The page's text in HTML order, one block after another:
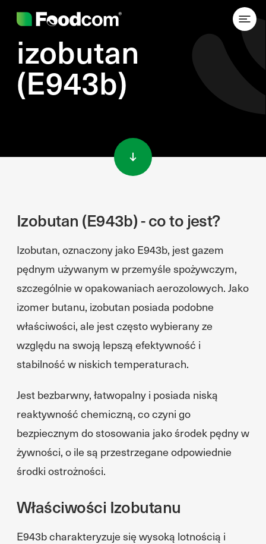
izobutan
(E943b)
Izobutan (E943b) - co to jest?
Izobutan, oznaczony jako E943b, jest gazem
pędnym używanym w przemyśle spożywczym,
szczególnie w opakowaniach aerozolowych. Jako
izomer butanu, izobutan posiada podobne
właściwości, ale jest często wybierany ze
względu na swoją lepszą efektywność i
stabilność w niskich temperaturach.
Jest bezbarwny, łatwopalny i posiada niską
reaktywność chemiczną, co czyni go
bezpiecznym do stosowania jako środek pędny w
żywności, o ile są przestrzegane odpowiednie
środki ostrożności.
Właściwości Izobutanu
E943b charakteryzuje się wysoką lotnością i